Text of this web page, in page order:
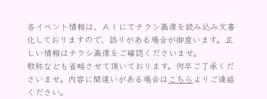
各イベント情報は、ＡＩにてチラシ画像を読み込み文書
化しておりますので、誤りがある場合が御座います。正
しい情報はチラシ画像をご確認くださいませ。
敬称なども省略させて頂いております。何卒ご了承くだ
さいませ。内容に間違いがある場合は こちら よりご連絡
ください。